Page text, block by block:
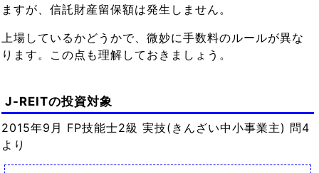
ますが、信託財産留保額は発生しません。
上場しているかどうかで、微妙に手数料のルールが異な
ります。この点も理解しておきましょう。
J-REITの投資対象
2015年9月 FP技能士2級 実技(きんざい中小事業主) 問4
より